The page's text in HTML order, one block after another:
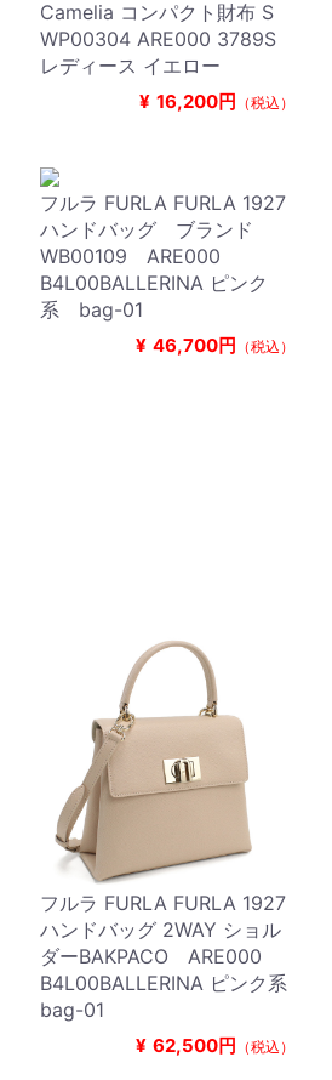
Camelia コンパクト財布 S
WP00304 ARE000 3789S
レディース イエロー
¥ 16,200円 （税込）
フルラ FURLA FURLA 1927
ハンドバッグ ブランド
WB00109 ARE000
B4L00BALLERINA ピンク
系 bag-01
¥ 46,700円 （税込）
フルラ FURLA FURLA 1927
ハンドバッグ 2WAY ショル
ダーBAKPACO ARE000
B4L00BALLERINA ピンク系
bag-01
¥ 62,500円 （税込）